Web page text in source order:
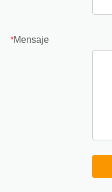
*Mensaje